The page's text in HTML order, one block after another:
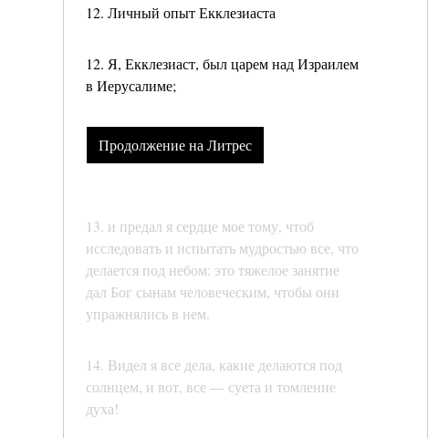
12. Личный опыт Екклезиаста
12. Я, Екклезиаст, был царем над Израилем
в Иерусалиме;
Продолжение на Литрес
13. и предал я сердце мое тому, чтоб
исследовать и испытать мудростью все, что
делается под небом: это тяжелое занятие
дал Бог сынам человеческим, чтобы они
упражнялись в нем.
14. Видел я все дела, какие делаются под
солнцем, и вот, все — суета и томление
духа!